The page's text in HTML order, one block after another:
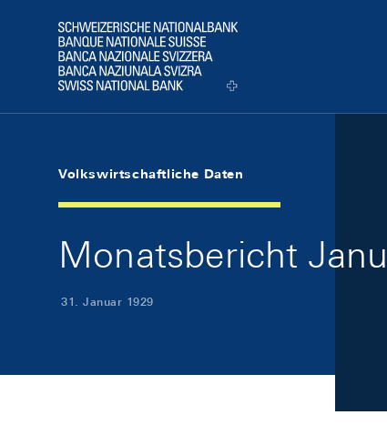
Logo
Volkswirtschaftliche Daten
Monatsbericht
31. Januar 1929